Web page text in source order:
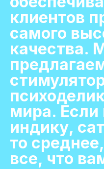
клиентов
самого
качества.
мира.
индику,
то
все, что